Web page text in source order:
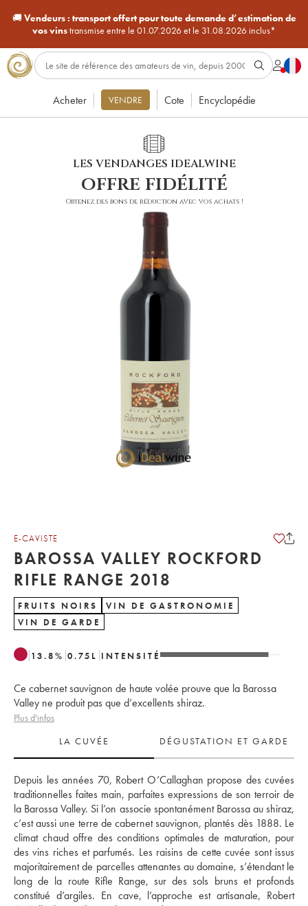
🚚Vendeurs : transport offert pour toute demande d’estimation de
vos vinstransmise entre le 01.07.2026 et le 31.08.2026 inclus*
Acheter VENDRE Cote Encyclopédie
LES VENDANGES IDEALWINE
offre fidélité
Obtenez des bons de réduction avec vos achats !
E-CAVISTE
BAROSSA VALLEY ROCKFORD
RIFLE RANGE 2018
FRUITS NOIRS
VIN DE GASTRONOMIE
VIN DE GARDE
13.8% 0.75 L INTENSITÉ
Ce cabernet sauvignon de haute volée prouve que la Barossa
Valley ne produit pas que d’excellents shiraz.
Plus d'infos
LA CUVÉE
DÉGUSTATION ET GARDE
Depuis les années 70, Robert O’Callaghan propose des cuvées
traditionnelles faites main, parfaites expressions de son terroir de
la Barossa Valley. Si l’on associe spontanément Barossa au shiraz,
c’est aussi une terre de cabernet sauvignon, plantés dès 1888. Le
climat chaud offre des conditions optimales de maturation, pour
des vins riches et parfumés. Les raisins de cette cuvée sont issus
majoritairement de parcelles attenantes au domaine, s’étendant le
long de la route Rifle Range, sur des sols bruns et profonds
constitué d’argiles. En cave, l’approche est artisanale, Robert